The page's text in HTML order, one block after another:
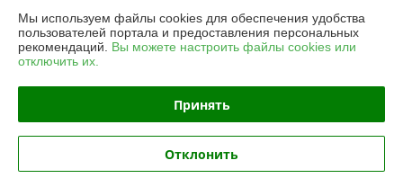
23.07.2026
Покупатель
Показать все отзывы
Мы используем файлы cookies для обеспечения удобства
пользователей портала и предоставления персональных
рекомендаций. Вы можете настроить файлы cookies или
отключить их.
Принять
Отклонить